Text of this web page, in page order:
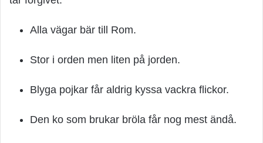
Alla vägar bär till Rom.
Stor i orden men liten på jorden.
Blyga pojkar får aldrig kyssa vackra flickor.
Den ko som brukar bröla får nog mest ändå.